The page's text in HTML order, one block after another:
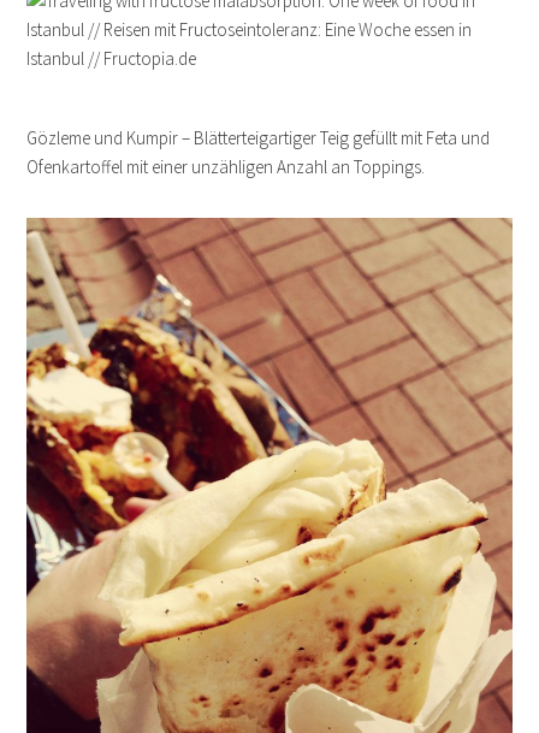
Gözleme und Kumpir – Blätterteigartiger Teig gefüllt mit Feta und
Ofenkartoffel mit einer unzähligen Anzahl an Toppings.